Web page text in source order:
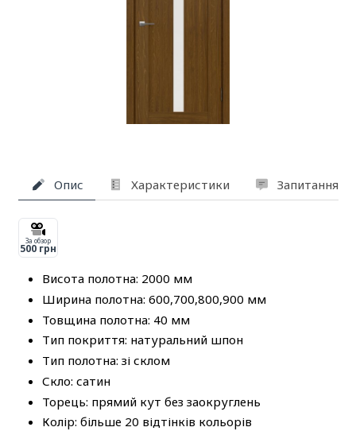
Опис Характеристики Запитання
За обзор
500 грн
Висота полотна: 2000 мм
Ширина полотна: 600,700,800,900 мм
Товщина полотна: 40 мм
Тип покриття: натуральний шпон
Тип полотна: зі склом
Скло: сатин
Торець: прямий кут без заокруглень
Колір: більше 20 відтінків кольорів